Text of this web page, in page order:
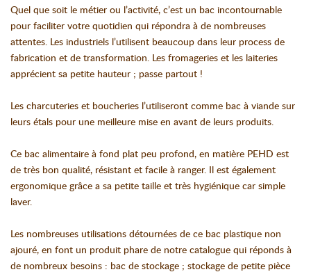
Quel que soit le métier ou l’activité, c’est un bac incontournable
pour faciliter votre quotidien qui répondra à de nombreuses
attentes. Les industriels l’utilisent beaucoup dans leur process de
fabrication et de transformation. Les fromageries et les laiteries
apprécient sa petite hauteur ; passe partout !
Les charcuteries et boucheries l’utiliseront comme bac à viande sur
leurs étals pour une meilleure mise en avant de leurs produits.
Ce bac alimentaire à fond plat peu profond, en matière PEHD est
de très bon qualité, résistant et facile à ranger. Il est également
ergonomique grâce a sa petite taille et très hygiénique car simple
laver.
Les nombreuses utilisations détournées de ce bac plastique non
ajouré, en font un produit phare de notre catalogue qui réponds à
de nombreux besoins : bac de stockage ; stockage de petite pièce